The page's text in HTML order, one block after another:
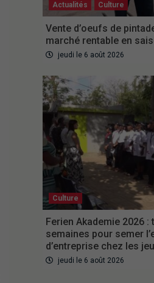
Actualités Culture
Vente d’oeufs de
marché rentable en
jeudi le 6 août 2026
Culture
Ferien Akademie 2026 :
semaines pour semer
d’entreprise chez les
jeudi le 6 août 2026